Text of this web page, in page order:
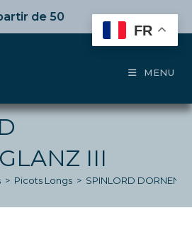
d’achat, 10%dès 100€,15%
MENU
III
> Picots Longs > SPINLORD
FR